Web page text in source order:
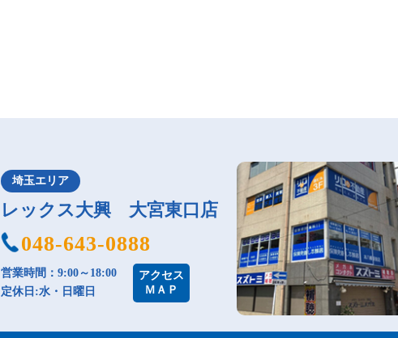
埼玉エリア
レックス大興 大宮東口店
048-643-0888
営業時間：9:00～18:00
定休日:水・日曜日
アクセス
ＭＡＰ